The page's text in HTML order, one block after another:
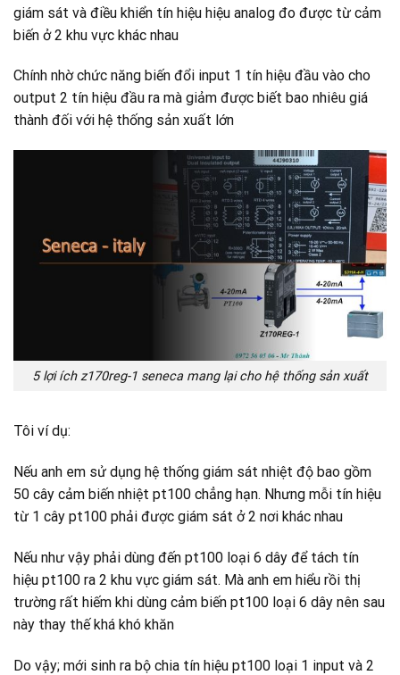
giám sát và điều khiển tín hiệu hiệu analog đo được từ cảm
biến ở 2 khu vực khác nhau
Chính nhờ chức năng biến đổi input 1 tín hiệu đầu vào cho
output 2 tín hiệu đầu ra mà giảm được biết bao nhiêu giá
thành đối với hệ thống sản xuất lớn
5 lợi ích z170reg-1 seneca mang lại cho hệ thống sản xuất
Tôi ví dụ:
Nếu anh em sử dụng hệ thống giám sát nhiệt độ bao gồm
50 cây cảm biến nhiệt pt100 chẳng hạn. Nhưng mỗi tín hiệu
từ 1 cây pt100 phải được giám sát ở 2 nơi khác nhau
Nếu như vậy phải dùng đến pt100 loại 6 dây để tách tín
hiệu pt100 ra 2 khu vực giám sát. Mà anh em hiểu rồi thị
trường rất hiếm khi dùng cảm biến pt100 loại 6 dây nên sau
này thay thế khá khó khăn
Do vậy; mới sinh ra bộ chia tín hiệu pt100 loại 1 input và 2